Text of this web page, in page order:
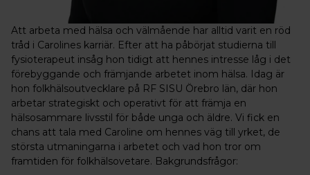
Att arbeta med hälsa och välmående har alltid varit en röd
tråd i Carolines karriär. Efter att ha påbörjat studierna till
fysioterapeut insåg hon tidigt att hennes intresse låg i det
förebyggande och främjande arbetet inom hälsa. Idag är
hon folkhälsoutvecklare på RF SISU Örebro län, där hon
arbetar strategiskt och operativt för att främja en
hälsosammare livsstil för både unga och äldre. Vi fick en
chans att tala med Caroline om hennes väg till yrket, de
största utmaningarna i arbetet och vad hon tror om
framtiden för folkhälsovetare. Bakgrundsfrågor: